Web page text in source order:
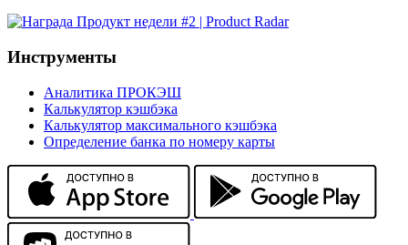
Инструменты
Аналитика ПРОКЭШ
Калькулятор кэшбэка
Калькулятор максимального кэшбэка
Определение банка по номеру карты